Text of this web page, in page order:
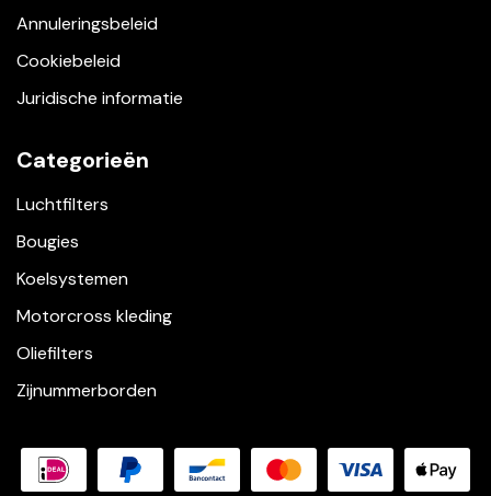
Annuleringsbeleid
Cookiebeleid
Juridische informatie
Categorieën
Luchtfilters
Bougies
Koelsystemen
Motorcross kleding
Oliefilters
Zijnummerborden